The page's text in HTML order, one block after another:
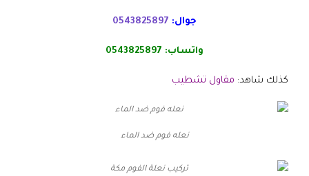
جوال: 0543825897
واتساب: 0543825897
كذلك شاهد: مقاول تشطيب
نعله فوم ضد الماء